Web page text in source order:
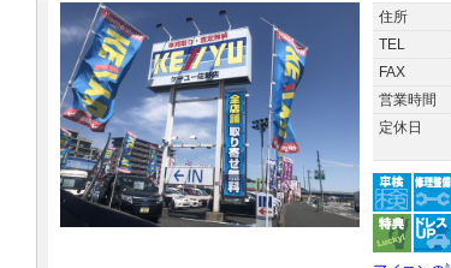
住所
TEL
FAX
営業時間
定休日